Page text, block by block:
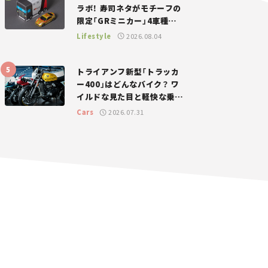
ラボ！ 寿司ネタがモチーフの
限定「GRミニカー」4車種が
登場。入手方法は？【クルマ
Lifestyle 2026.08.04
トライアンフ新型「トラッカ
ー400」はどんなバイク？ ワ
イルドな見た目と軽快な乗り
味を両立した400ccフラット
Cars 2026.07.31